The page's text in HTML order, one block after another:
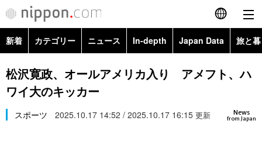
English
简体字
カテゴリー
新着 カテゴリー ニュース In-depth Japan Data 旅と
政治・外交
経済・ビジネス
Topics
松沢寛政、オールアメリカ入り アメフト、ハ
ワイ大のキッカー
News
from Japan
スポーツ 2025.10.17 14:52 / 2025.10.17 16:15 更新